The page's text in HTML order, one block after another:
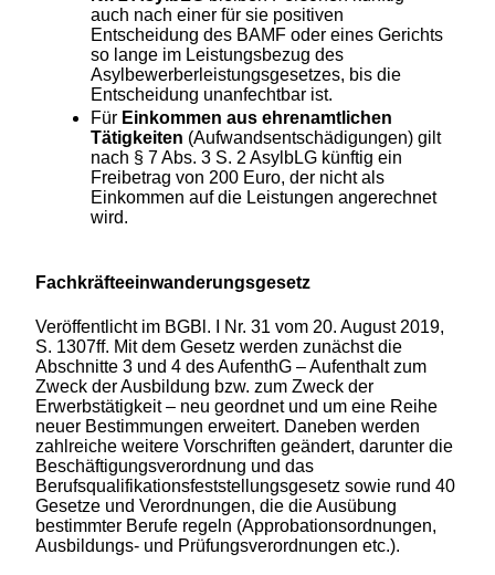
auch nach einer für sie positiven
Entscheidung des BAMF oder eines Gerichts
so lange im Leistungsbezug des
Asylbewerberleistungsgesetzes, bis die
Entscheidung unanfechtbar ist.
Für Einkommen aus ehrenamtlichen
Tätigkeiten (Aufwandsentschädigungen) gilt
nach § 7 Abs. 3 S. 2 AsylbLG künftig ein
Freibetrag von 200 Euro, der nicht als
Einkommen auf die Leistungen angerechnet
wird.
Fachkräfteeinwanderungsgesetz
Veröffentlicht im BGBl. I Nr. 31 vom 20. August 2019,
S. 1307ff. Mit dem Gesetz werden zunächst die
Abschnitte 3 und 4 des AufenthG – Aufenthalt zum
Zweck der Ausbildung bzw. zum Zweck der
Erwerbstätigkeit – neu geordnet und um eine Reihe
neuer Bestimmungen erweitert. Daneben werden
zahlreiche weitere Vorschriften geändert, darunter die
Beschäftigungsverordnung und das
Berufsqualifikationsfeststellungsgesetz sowie rund 40
Gesetze und Verordnungen, die die Ausübung
bestimmter Berufe regeln (Approbationsordnungen,
Ausbildungs- und Prüfungsverordnungen etc.).